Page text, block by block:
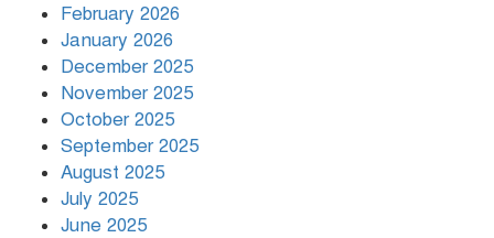
বৃষ্টি থামার নাম নেই, পথে পথে
February 2026
January 2026
December 2025
November 2025
October 2025
September 2025
August 2025
July 2025
June 2025